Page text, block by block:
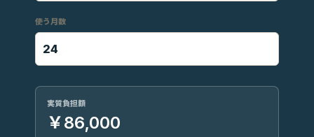
使う月数
実質負担額
￥86,000